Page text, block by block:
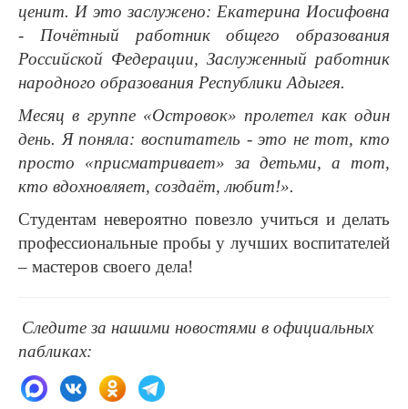
ценит. И это заслужено: Екатерина Иосифовна
- Почётный работник общего образования
Российской Федерации, Заслуженный работник
народного образования Республики Адыгея.
Месяц в группе «Островок» пролетел как один
день. Я поняла: воспитатель - это не тот, кто
просто «присматривает» за детьми, а тот,
кто вдохновляет, создаёт, любит!».
Студентам невероятно повезло учиться и делать
профессиональные пробы у лучших воспитателей
– мастеров своего дела!
Следите за нашими новостями в официальных
пабликах: